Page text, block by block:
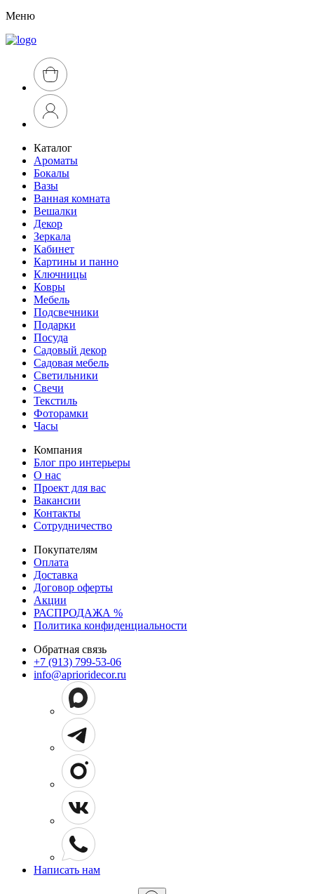
Меню
Каталог
Ароматы
Бокалы
Вазы
Ванная комната
Вешалки
Декор
Зеркала
Кабинет
Картины и панно
Ключницы
Ковры
Мебель
Подсвечники
Подарки
Посуда
Садовый декор
Садовая мебель
Светильники
Свечи
Текстиль
Фоторамки
Часы
Компания
Блог про интерьеры
О нас
Проект для вас
Вакансии
Контакты
Сотрудничество
Покупателям
Оплата
Доставка
Договор оферты
Акции
РАСПРОДАЖА %
Политика конфиденциальности
Обратная связь
+7 (913) 799-53-06
info@aprioridecor.ru
Написать нам